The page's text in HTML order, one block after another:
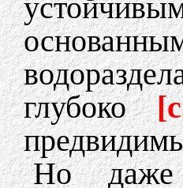
глубоко
Но даже